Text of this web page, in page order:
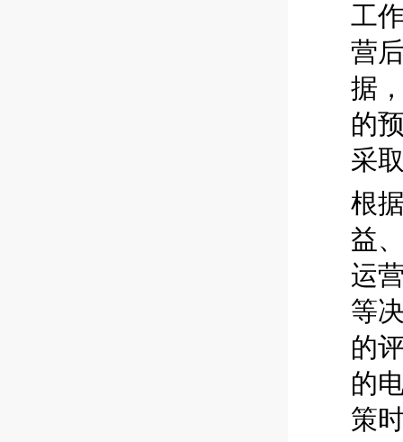
工
营
据
的
采
根
益
运
等
的
的
策